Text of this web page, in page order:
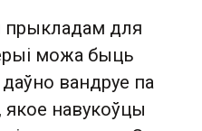
для
можа быць
вандруе па
якое навукоўцы